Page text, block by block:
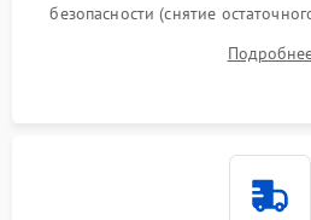
безопасности (снятие
и кистей для предотвращения